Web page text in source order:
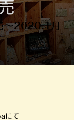
〜2020.1月
にて